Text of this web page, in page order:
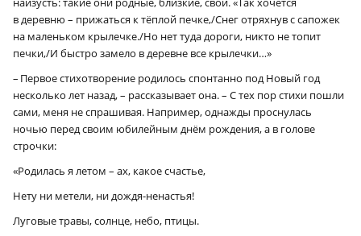
в деревню – прижаться к тёплой печке,/Снег отряхнув с сапожек
на маленьком крылечке./Но нет туда дороги, никто не топит
печки,/И быстро замело в деревне все крылечки…»
– Первое стихотворение родилось спонтанно под Новый год
несколько лет назад, – рассказывает она. – С тех пор стихи пошли
сами, меня не спрашивая. Например, однажды проснулась
ночью перед своим юбилейным днём рождения, а в голове
строчки:
«Родилась я летом – ах, какое счастье,
Нету ни метели, ни дождя-ненастья!
Луговые травы, солнце, небо, птицы.